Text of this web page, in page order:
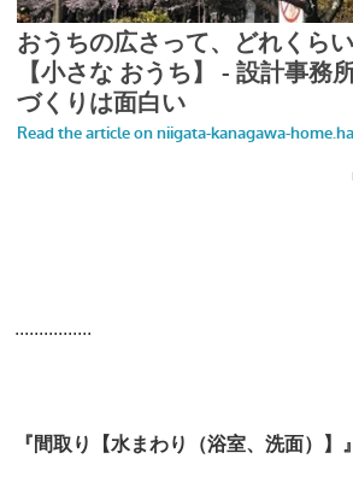
................
『間取り【水まわり（浴室、洗面）】』